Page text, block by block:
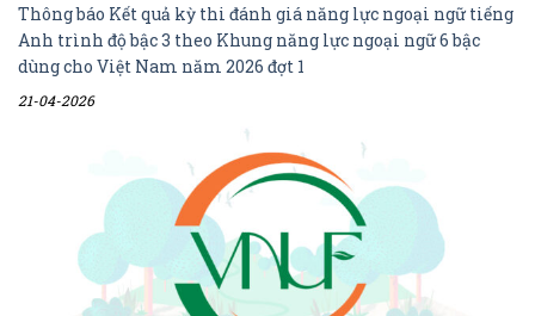
Thông báo Kết quả kỳ thi đánh giá năng lực ngoại ngữ tiếng
Anh trình độ bậc 3 theo Khung năng lực ngoại ngữ 6 bậc
dùng cho Việt Nam năm 2026 đợt 1
21-04-2026